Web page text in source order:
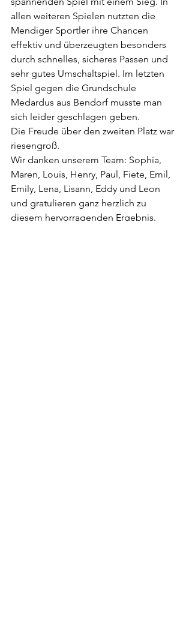
allen weiteren Spielen nutzten die
Mendiger Sportler ihre Chancen
effektiv und überzeugten besonders
durch schnelles, sicheres Passen und
sehr gutes Umschaltspiel. Im letzten
Spiel gegen die Grundschule
Medardus aus Bendorf musste man
sich leider geschlagen geben.
Die Freude über den zweiten Platz war
riesengroß.
Wir danken unserem Team: Sophia,
Maren, Louis, Henry, Paul, Fiete, Emil,
Emily, Lena, Lisann, Eddy und Leon
und gratulieren ganz herzlich zu
diesem hervorragenden Ergebnis.